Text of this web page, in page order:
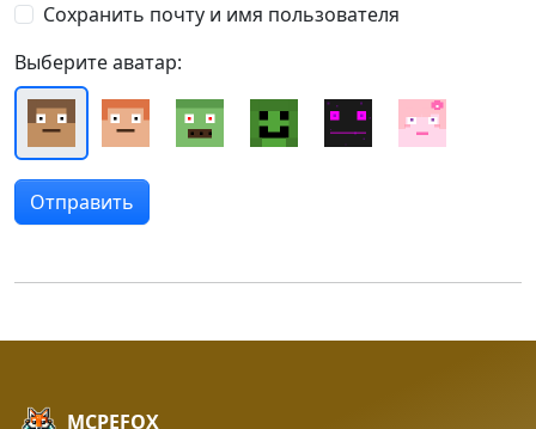
Сохранить почту и имя пользователя
Выберите аватар:
MCPEFOX